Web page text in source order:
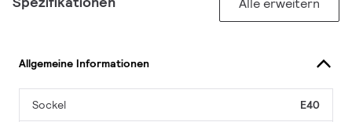
Alle erweitern
Allgemeine Informationen
Sockel E40